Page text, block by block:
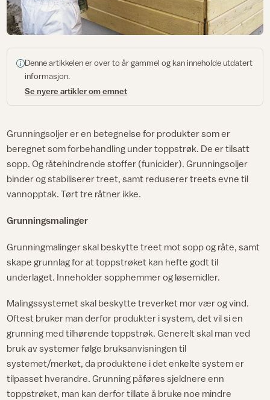
Denne artikkelen er over to år gammel og kan inneholde utdatert
informasjon.
Se nyere artikler om emnet
Grunningsoljer er en betegnelse for produkter som er
beregnet som forbehandling under toppstrøk. De er tilsatt
sopp. Og råtehindrende stoffer (funicider). Grunningsoljer
binder og stabiliserer treet, samt reduserer treets evne til
vannopptak. Tørt tre råtner ikke.
Grunningsmalinger
Grunningmalinger skal beskytte treet mot sopp og råte, samt
skape grunnlag for at toppstrøket kan hefte godt til
underlaget. Inneholder sopphemmer og løsemidler.
Malingssystemet skal beskytte treverket mor vær og vind.
Oftest bruker man derfor produkter i system, det vil si en
grunning med tilhørende toppstrøk. Generelt skal man ved
bruk av systemer følge bruksanvisningen til
systemet/merket, da produktene i det enkelte system er
tilpasset hverandre. Grunning påføres sjeldnere enn
toppstrøket, man kan derfor tillate å bruke noe mindre